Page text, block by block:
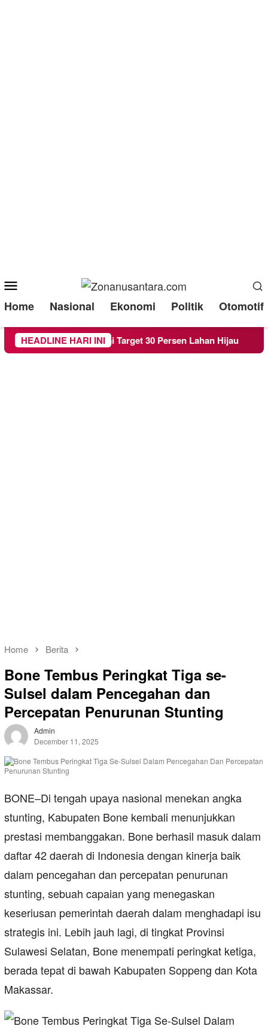
Menu
Home Nasional Ekonomi Politik Otomotif
HEADLINE HARI INI
RTH demi Target 30 Persen Lahan Hijau
Home Berita
Bone Tembus Peringkat Tiga se-
Sulsel dalam Pencegahan dan
Percepatan Penurunan Stunting
Admin
December 11, 2025
BONE–Di tengah upaya nasional menekan angka
stunting, Kabupaten Bone kembali menunjukkan
prestasi membanggakan. Bone berhasil masuk dalam
daftar 42 daerah di Indonesia dengan kinerja baik
dalam pencegahan dan percepatan penurunan
stunting, sebuah capaian yang menegaskan
keseriusan pemerintah daerah dalam menghadapi isu
strategis ini. Lebih jauh lagi, di tingkat Provinsi
Sulawesi Selatan, Bone menempati peringkat ketiga,
berada tepat di bawah Kabupaten Soppeng dan Kota
Makassar.